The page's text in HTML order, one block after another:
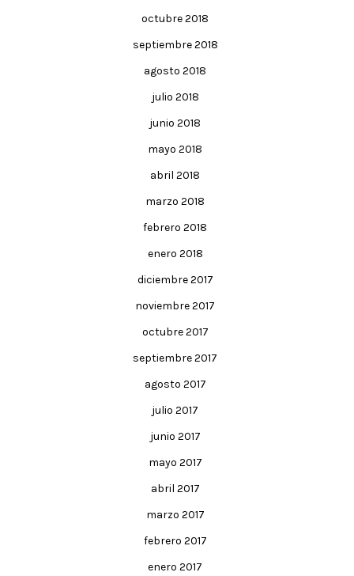
octubre 2018
septiembre 2018
agosto 2018
julio 2018
junio 2018
mayo 2018
abril 2018
marzo 2018
febrero 2018
enero 2018
diciembre 2017
noviembre 2017
octubre 2017
septiembre 2017
agosto 2017
julio 2017
junio 2017
mayo 2017
abril 2017
marzo 2017
febrero 2017
enero 2017